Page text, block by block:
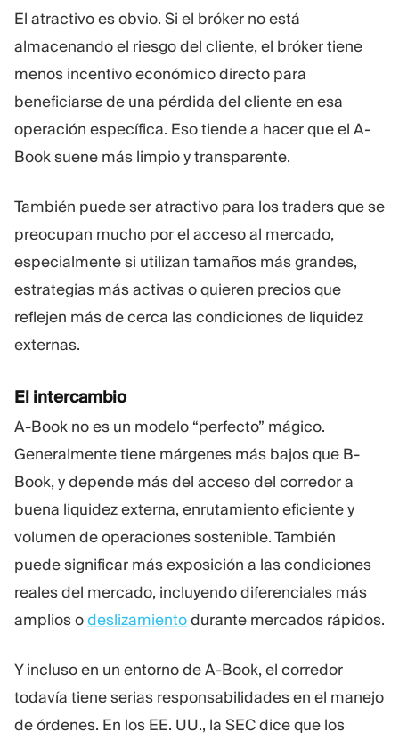
El atractivo es obvio. Si el bróker no está
almacenando el riesgo del cliente, el bróker tiene
menos incentivo económico directo para
beneficiarse de una pérdida del cliente en esa
operación específica. Eso tiende a hacer que el A-
Book suene más limpio y transparente.
También puede ser atractivo para los traders que se
preocupan mucho por el acceso al mercado,
especialmente si utilizan tamaños más grandes,
estrategias más activas o quieren precios que
reflejen más de cerca las condiciones de liquidez
externas.
El intercambio
A-Book no es un modelo “perfecto” mágico.
Generalmente tiene márgenes más bajos que B-
Book, y depende más del acceso del corredor a
buena liquidez externa, enrutamiento eficiente y
volumen de operaciones sostenible. También
puede significar más exposición a las condiciones
reales del mercado, incluyendo diferenciales más
amplios odeslizamientodurante mercados rápidos.
Y incluso en un entorno de A-Book, el corredor
todavía tiene serias responsabilidades en el manejo
de órdenes. En los EE. UU., la SEC dice que los